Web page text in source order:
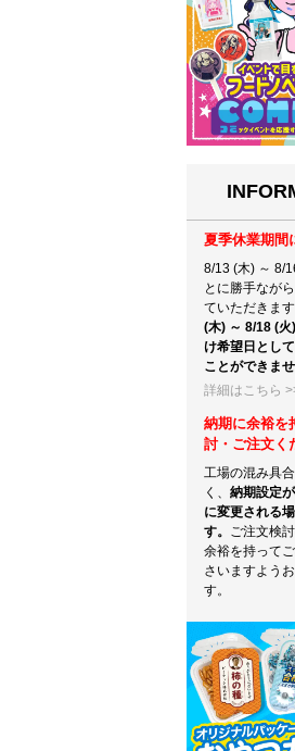
夏季休業期間
8/13 (木) ～ 8/
とに勝手なが
ていただきます
(木) ～ 8/18 (
け希望日とし
ことができませ
詳細はこちら
納期に余裕を
討・ご注文く
工場の混み具
く、 納期設定
に変更される
す。 ご注文検
余裕を持って
さいますよう
す。